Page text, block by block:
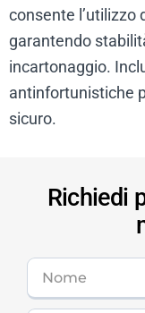
consente l’utilizzo
garantendo
incartonaggio.
antinfortunistiche
sicuro.
Richiedi